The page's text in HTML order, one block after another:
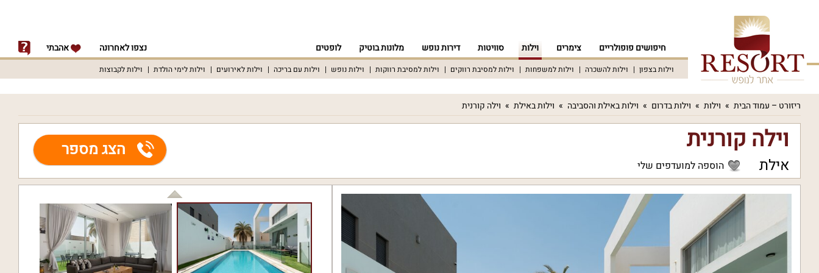
חיפושים פופולריים צימרים וילות סוויטות דירות נופש מלונות בוטיק לופטים נצפו לאחרונה אהבתי
וילות בצפון וילות להשכרה וילות למשפחות וילות למסיבת רווקים וילות למסיבת רווקות וילות נופש וילות עם בריכה וילות לאירועים וילות לימי הולדת וילות לקבוצות
ריזורט – עמוד הבית וילות וילות בדרום וילות באילת והסביבה וילות באילת וילה קורנית
וילה קורנית
אילת הוספה למועדפים שלי
הצג מספר